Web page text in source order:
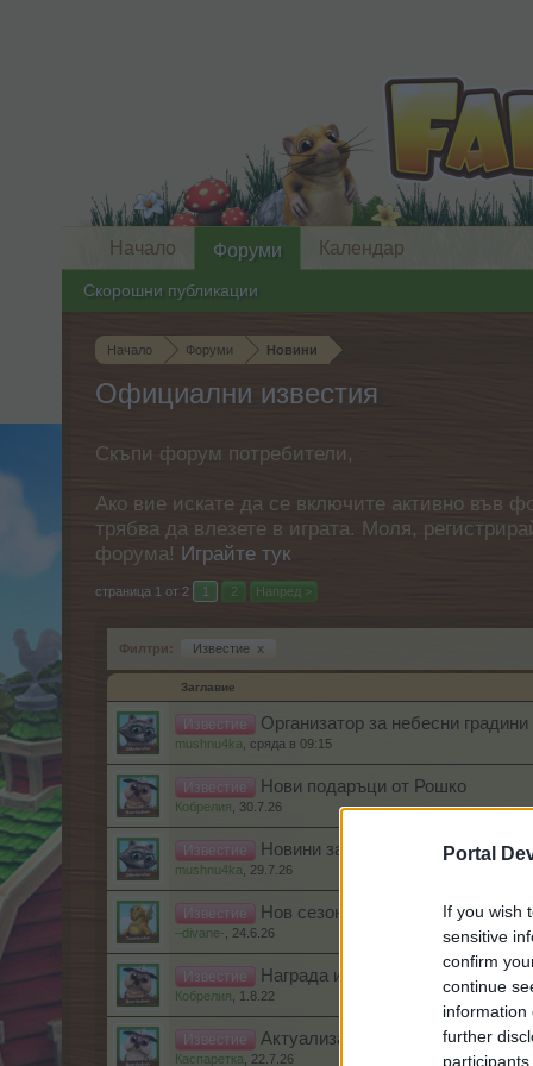
Portal
If you wish
sensitive
confirm
continue
information
further
Начало Форуми Новини
Официални известия
Скъпи форум потребители,
Ако вие искате да се включите активно във
трябва да влезете в играта. Моля,
форума! Играйте тук
страница 1 от 2 1 2 Напред >
Филтри: Известие x
Заглавие
Известие Организатор за небесни градини
mushnu4ka сряда в 09:15
Известие Нови подаръци от Рошко
Кобрелия 30.7.26
Известие Новини за премиум фермерите
mushnu4ka 29.7.26
Известие Нов сезонен подарък
–divane- 24.6.26
Известие Награда изненада-
Кобрелия 1.8.22
Известие Актуализация на фермерския
Каспаретка 22.7.26
Начало Форуми
Скорошни публикации
Календар